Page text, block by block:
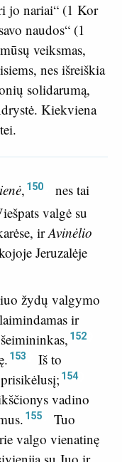
jo nariai“ (1 Kor
naudos“ (1
veiksmas,
nes išreiškia
solidarumą,
Kiekviena
, 150
nes tai
valgė su
irAvinėlio
Jeruzalėje
žydų valgymo
ir
152
153
Iš to
154
vadino
155
Tuo
valgo vienatinę